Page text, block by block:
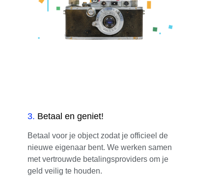
3. Betaal en geniet!
Betaal voor je object zodat je officieel de
nieuwe eigenaar bent. We werken samen
met vertrouwde betalingsproviders om je
geld veilig te houden.